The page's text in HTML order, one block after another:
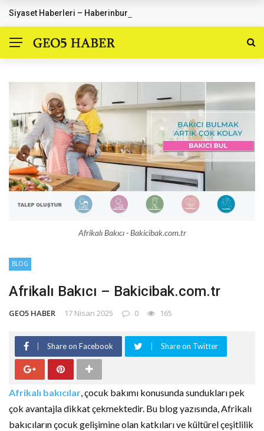
SON DAKIKA HABERLER
Siyaset Haberleri – Haberinburada.com.tr
Afrikalı Bakıcı - Bakicibak.com.tr
BLOG
Afrikalı Bakıcı – Bakicibak.com.tr
GEO5 HABER 17 Nisan 2025 0 165
Share on Facebook Share on Twitter
Afrikalı bakıcılar, çocuk bakımı konusunda sundukları pek
çok avantajla dikkat çekmektedir. Bu blog yazısında, Afrikalı
bakıcıların çocuk gelişimine olan katkıları ve kültürel çeşitlilik